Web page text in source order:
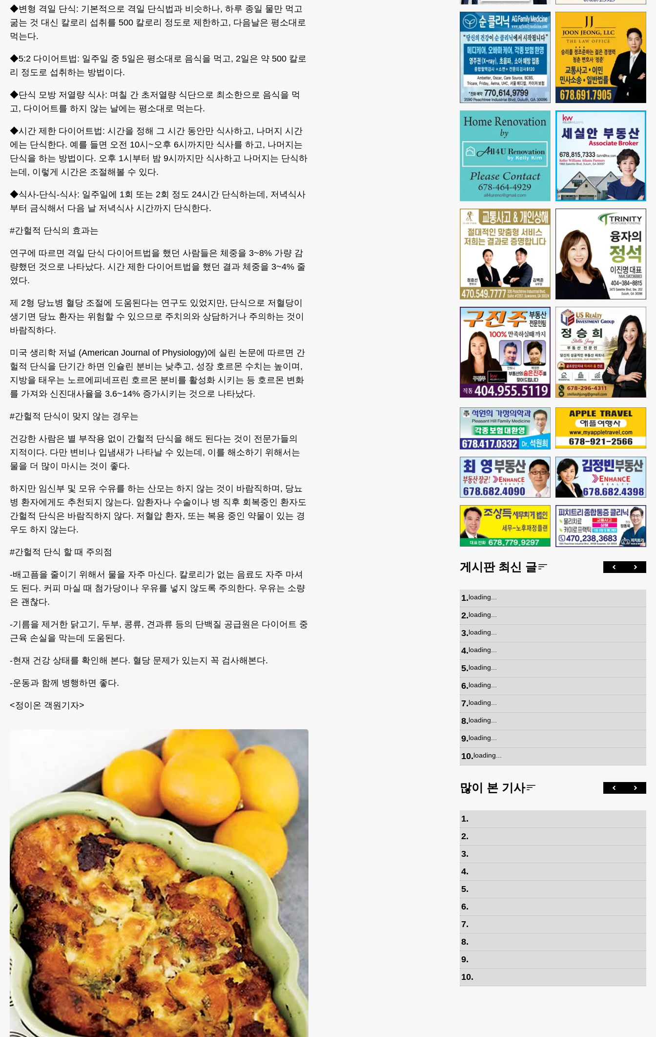
◆변형 격일 단식: 기본적으로 격일 단식법과 비슷하나, 하루 종일 물만 먹고
굶는 것 대신 칼로리 섭취를 500 칼로리 정도로 제한하고, 다음날은 평소대로
먹는다.
◆5:2 다이어트법: 일주일 중 5일은 평소대로 음식을 먹고, 2일은 약 500 칼로
리 정도로 섭취하는 방법이다.
◆단식 모방 저열량 식사: 며칠 간 초저열량 식단으로 최소한으로 음식을 먹
고, 다이어트를 하지 않는 날에는 평소대로 먹는다.
◆시간 제한 다이어트법: 시간을 정해 그 시간 동안만 식사하고, 나머지 시간
에는 단식한다. 예를 들면 오전 10시~오후 6시까지만 식사를 하고, 나머지는
단식을 하는 방법이다. 오후 1시부터 밤 9시까지만 식사하고 나머지는 단식하
는데, 이렇게 시간은 조절해볼 수 있다.
◆식사-단식-식사: 일주일에 1회 또는 2회 정도 24시간 단식하는데, 저녁식사
부터 금식해서 다음 날 저녁식사 시간까지 단식한다.
#간헐적 단식의 효과는
연구에 따르면 격일 단식 다이어트법을 했던 사람들은 체중을 3~8% 가량 감
량했던 것으로 나타났다. 시간 제한 다이어트법을 했던 결과 체중을 3~4% 줄
였다.
제 2형 당뇨병 혈당 조절에 도움된다는 연구도 있었지만, 단식으로 저혈당이
생기면 당뇨 환자는 위험할 수 있으므로 주치의와 상담하거나 주의하는 것이
바람직하다.
미국 생리학 저널 (American Journal of Physiology)에 실린 논문에 따르면 간
헐적 단식을 단기간 하면 인슐린 분비는 낮추고, 성장 호르몬 수치는 높이며,
지방을 태우는 노르에피네프린 호르몬 분비를 활성화 시키는 등 호르몬 변화
를 가져와 신진대사율을 3.6~14% 증가시키는 것으로 나타났다.
#간헐적 단식이 맞지 않는 경우는
건강한 사람은 별 부작용 없이 간헐적 단식을 해도 된다는 것이 전문가들의
지적이다. 다만 변비나 입냄새가 나타날 수 있는데, 이를 해소하기 위해서는
물을 더 많이 마시는 것이 좋다.
하지만 임신부 및 모유 수유를 하는 산모는 하지 않는 것이 바람직하며, 당뇨
병 환자에게도 추천되지 않는다. 암환자나 수술이나 병 직후 회복중인 환자도
간헐적 단식은 바람직하지 않다. 저혈압 환자, 또는 복용 중인 약물이 있는 경
우도 하지 않는다.
#간헐적 단식 할 때 주의점
-배고픔을 줄이기 위해서 물을 자주 마신다. 칼로리가 없는 음료도 자주 마셔
도 된다. 커피 마실 때 첨가당이나 우유를 넣지 않도록 주의한다. 우유는 소량
은 괜찮다.
-기름을 제거한 닭고기, 두부, 콩류, 견과류 등의 단백질 공급원은 다이어트 중
근육 손실을 막는데 도움된다.
-현재 건강 상태를 확인해 본다. 혈당 문제가 있는지 꼭 검사해본다.
-운동과 함께 병행하면 좋다.
<정이온 객원기자>
게시판 최신 글
1.loading...
2.loading...
3.loading...
4.loading...
5.loading...
6.loading...
7.loading...
8.loading...
9.loading...
10.loading...
많이 본 기사
1.
2.
3.
4.
5.
6.
7.
8.
9.
10.